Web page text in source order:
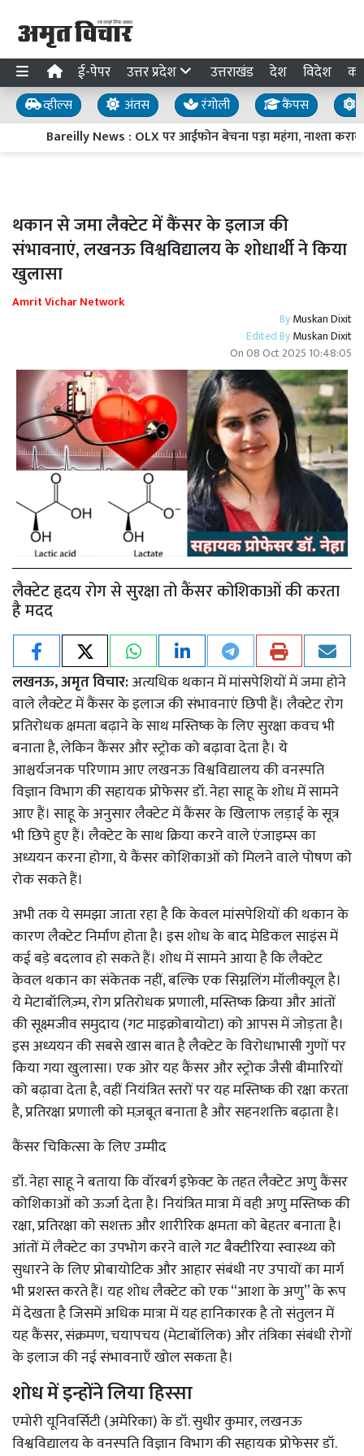
ई-पेपर उत्तर प्रदेश उत्तराखंड देश विदेश
व्हील्स अंतस रंगोली कैंपस
Bareilly News : OLX पर आईफोन बेचना पड़ा महंगा, नाश्ता
थकान से जमा लैक्टेट में कैंसर के इलाज की
संभावनाएं, लखनऊ विश्वविद्यालय के शोधार्थी ने किया
खुलासा
Amrit Vichar Network
ByMuskan Dixit
Edited ByMuskan Dixit
On08 Oct 2025 10:48:05
लैक्टेट हृदय रोग से सुरक्षा तो कैंसर कोशिकाओं की करता
है मदद
लखनऊ, अमृत विचार:अत्यधिक थकान में मांसपेशियों में जमा होने
वाले लैक्टेट में कैंसर के इलाज की संभावनाएं छिपी हैं। लैक्टेट रोग
प्रतिरोधक क्षमता बढ़ाने के साथ मस्तिष्क के लिए सुरक्षा कवच भी
बनाता है, लेकिन कैंसर और स्ट्रोक को बढ़ावा देता है। ये
आश्चर्यजनक परिणाम आए लखनऊ विश्वविद्यालय की वनस्पति
विज्ञान विभाग की सहायक प्रोफेसर डॉ. नेहा साहू के शोध में सामने
आए हैं। साहू के अनुसार लैक्टेट में कैंसर के खिलाफ लड़ाई के सूत्र
भी छिपे हुए हैं। लैक्टेट के साथ क्रिया करने वाले एंजाइम्स का
अध्ययन करना होगा, ये कैंसर कोशिकाओं को मिलने वाले पोषण को
रोक सकते हैं।
अभी तक ये समझा जाता रहा है कि केवल मांसपेशियों की थकान के
कारण लैक्टेट निर्माण होता है। इस शोध के बाद मेडिकल साइंस में
कई बड़े बदलाव हो सकते हैं। शोध में सामने आया है कि लैक्टेट
केवल थकान का संकेतक नहीं, बल्कि एक सिग्नलिंग मॉलीक्यूल है।
ये मेटाबॉलिज़्म, रोग प्रतिरोधक प्रणाली, मस्तिष्क क्रिया और आंतों
की सूक्ष्मजीव समुदाय (गट माइक्रोबायोटा) को आपस में जोड़ता है।
इस अध्ययन की सबसे खास बात है लैक्टेट के विरोधाभासी गुणों पर
किया गया खुलासा। एक ओर यह कैंसर और स्ट्रोक जैसी बीमारियों
को बढ़ावा देता है, वहीं नियंत्रित स्तरों पर यह मस्तिष्क की रक्षा करता
है, प्रतिरक्षा प्रणाली को मज़बूत बनाता है और सहनशक्ति बढ़ाता है।
कैंसर चिकित्सा के लिए उम्मीद
डॉ. नेहा साहू ने बताया कि वॉरबर्ग इफ़ेक्ट के तहत लैक्टेट अणु कैंसर
कोशिकाओं को ऊर्जा देता है। नियंत्रित मात्रा में वही अणु मस्तिष्क की
रक्षा, प्रतिरक्षा को सशक्त और शारीरिक क्षमता को बेहतर बनाता है।
आंतों में लैक्टेट का उपभोग करने वाले गट बैक्टीरिया स्वास्थ्य को
सुधारने के लिए प्रोबायोटिक और आहार संबंधी नए उपायों का मार्ग
भी प्रशस्त करते हैं। यह शोध लैक्टेट को एक “आशा के अणु” के रूप
में देखता है जिसमें अधिक मात्रा में यह हानिकारक है तो संतुलन में
यह कैंसर, संक्रमण, चयापचय (मेटाबॉलिक) और तंत्रिका संबंधी रोगों
के इलाज की नई संभावनाएँ खोल सकता है।
शोध में इन्होंने लिया हिस्सा
एमोरी यूनिवर्सिटी (अमेरिका) के डॉ. सुधीर कुमार, लखनऊ
विश्वविद्यालय के वनस्पति विज्ञान विभाग की सहायक प्रोफेसर डॉ.